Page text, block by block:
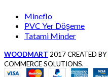
Mineflo
PVC Yer Döşeme
Tatami Minder
WOODMART 2017 CREATED BY
COMMERCE SOLUTIONS.